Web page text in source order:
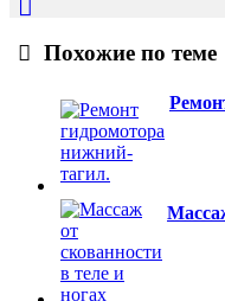
Похожие по теме